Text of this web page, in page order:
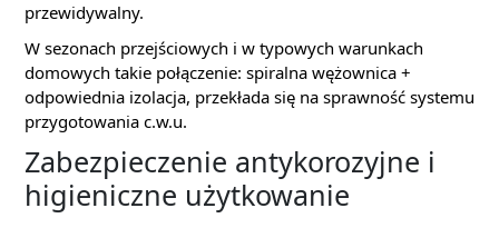
przewidywalny.
W sezonach przejściowych i w typowych warunkach
domowych takie połączenie: spiralna wężownica +
odpowiednia izolacja, przekłada się na sprawność systemu
przygotowania c.w.u.
Zabezpieczenie antykorozyjne i
higieniczne użytkowanie